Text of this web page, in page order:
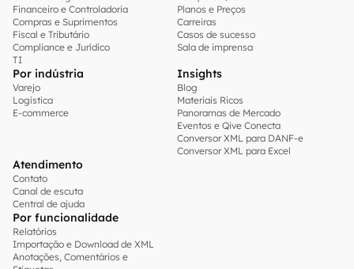
Financeiro e Controladoria
Compras e Suprimentos
Fiscal e Tributário
Compliance e Jurídico
TI
Planos e Preços
Carreiras
Casos de sucesso
Sala de imprensa
Por indústria
Varejo
Logística
E-commerce
Insights
Blog
Materiais Ricos
Panoramas de Mercado
Eventos e Qive Conecta
Conversor XML para DANF-e
Conversor XML para Excel
Atendimento
Contato
Canal de escuta
Central de ajuda
Por funcionalidade
Relatórios
Importação e Download de XML
Anotações, Comentários e